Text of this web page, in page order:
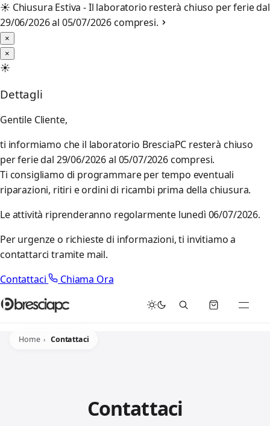
☀️ Chiusura Estiva - Il laboratorio resterà chiuso per ferie dal
29/06/2026 al 05/07/2026 compresi.
×
×
☀️
Dettagli
Gentile Cliente,
ti informiamo che il laboratorio BresciaPC resterà chiuso
per ferie dal 29/06/2026 al 05/07/2026 compresi.
Ti consigliamo di programmare per tempo eventuali
riparazioni, ritiri e ordini di ricambi prima della chiusura.
Le attività riprenderanno regolarmente lunedì 06/07/2026.
Per urgenze o richieste di informazioni, ti invitiamo a
contattarci tramite mail.
Contattaci
Chiama Ora
Home Contattaci
Contattaci